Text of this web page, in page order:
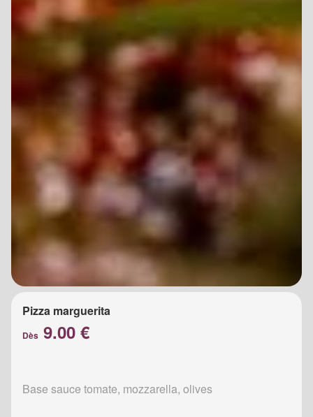
Pizza marguerita
Dès 9.00 €
Base sauce tomate, mozzarella, olives